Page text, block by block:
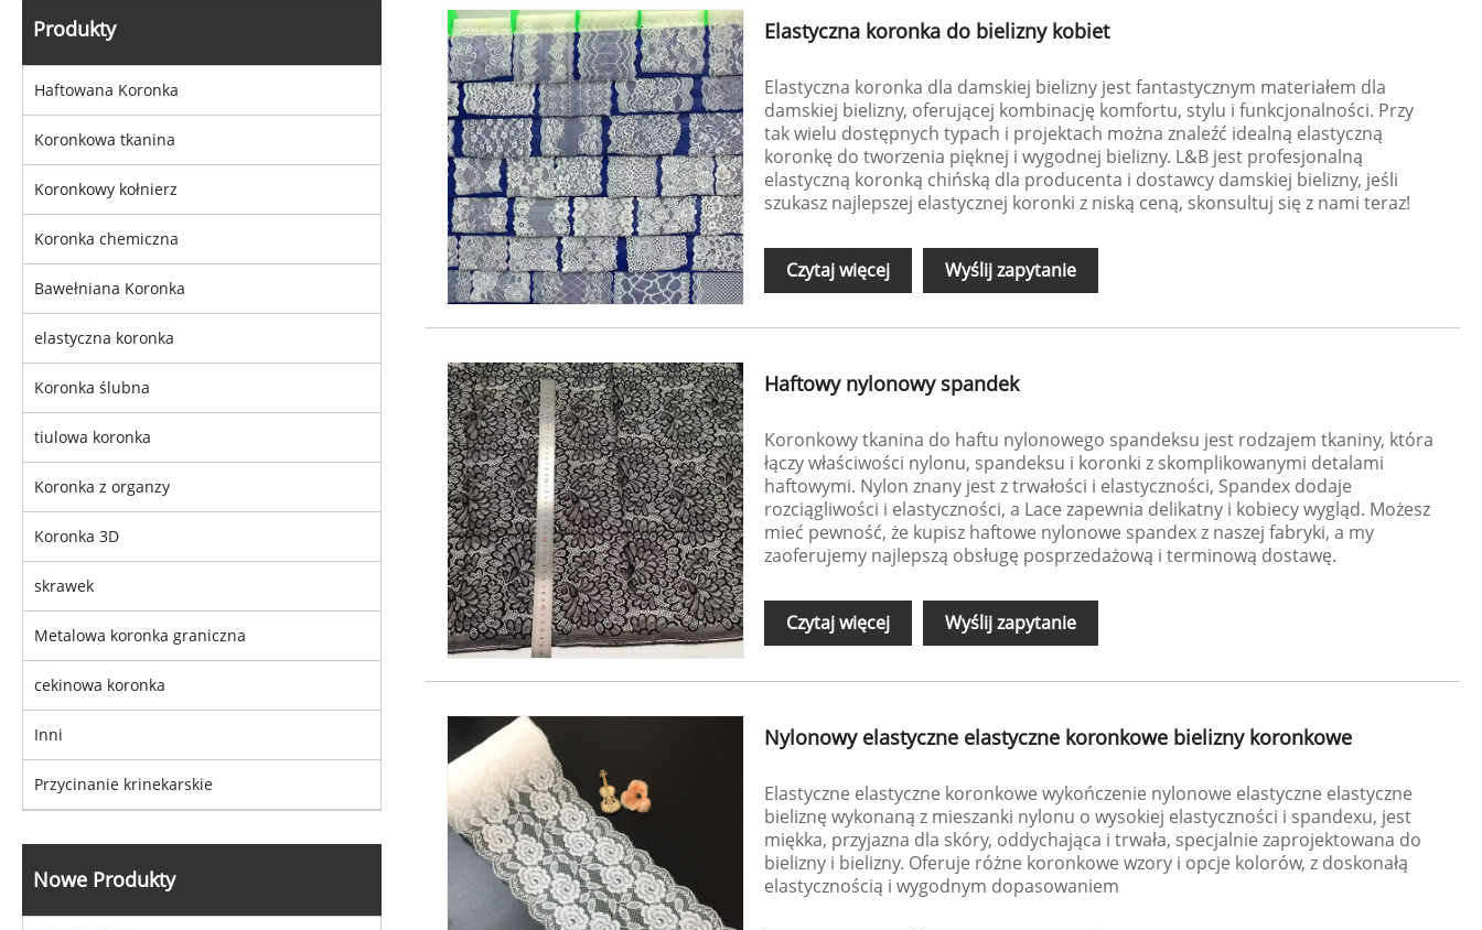
Produkty
Haftowana Koronka
Koronkowa tkanina
Koronkowy kołnierz
Koronka chemiczna
Bawełniana Koronka
elastyczna koronka
Koronka ślubna
tiulowa koronka
Koronka z organzy
Koronka 3D
skrawek
Metalowa koronka graniczna
cekinowa koronka
Inni
Przycinanie krinekarskie
Nowe Produkty
Elastyczna koronka do bielizny kobiet
Elastyczna koronka dla damskiej bielizny jest fantastycznym materiałem dla
damskiej bielizny, oferującej kombinację komfortu, stylu i funkcjonalności. Przy
tak wielu dostępnych typach i projektach można znaleźć idealną elastyczną
koronkę do tworzenia pięknej i wygodnej bielizny. L&B jest profesjonalną
elastyczną koronką chińską dla producenta i dostawcy damskiej bielizny, jeśli
szukasz najlepszej elastycznej koronki z niską ceną, skonsultuj się z nami teraz!
Czytaj więcej Wyślij zapytanie
Haftowy nylonowy spandek
Koronkowy tkanina do haftu nylonowego spandeksu jest rodzajem tkaniny, która
łączy właściwości nylonu, spandeksu i koronki z skomplikowanymi detalami
haftowymi. Nylon znany jest z trwałości i elastyczności, Spandex dodaje
rozciągliwości i elastyczności, a Lace zapewnia delikatny i kobiecy wygląd. Możesz
mieć pewność, że kupisz haftowe nylonowe spandex z naszej fabryki, a my
zaoferujemy najlepszą obsługę posprzedażową i terminową dostawę.
Czytaj więcej Wyślij zapytanie
Nylonowy elastyczne elastyczne koronkowe bielizny koronkowe
Elastyczne elastyczne koronkowe wykończenie nylonowe elastyczne elastyczne
bieliznę wykonaną z mieszanki nylonu o wysokiej elastyczności i spandexu, jest
miękka, przyjazna dla skóry, oddychająca i trwała, specjalnie zaprojektowana do
bielizny i bielizny. Oferuje różne koronkowe wzory i opcje kolorów, z doskonałą
elastycznością i wygodnym dopasowaniem